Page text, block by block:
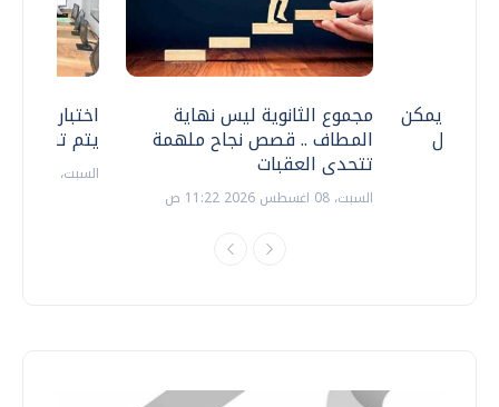
اختبارات
يتم
السبت، 18 يوليو 2026 09:22 ص
مجموع الثانوية ليس نهاية
المطاف .. قصص نجاح ملهمة
تتحدى العقبات
السبت، 08 اغسطس 2026 11:22 ص
.. هل يمكن
نتعامل